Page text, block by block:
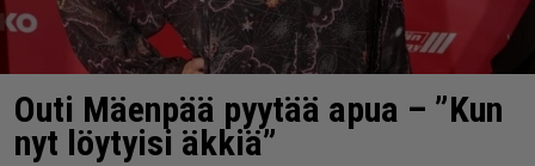
Outi Mäenpää pyytää apua – ”Kun
nyt löytyisi äkkiä”